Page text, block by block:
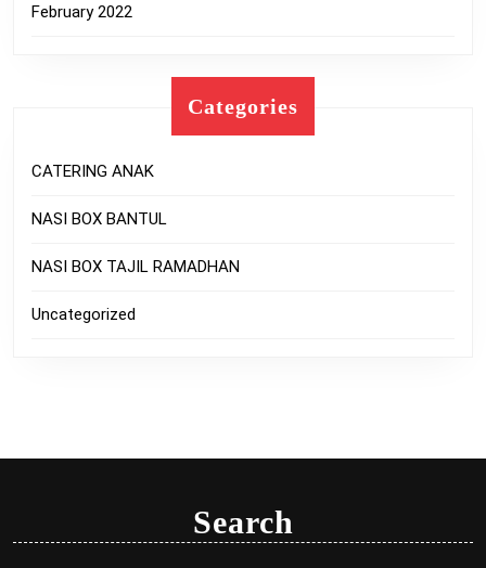
February 2022
Categories
CATERING ANAK
NASI BOX BANTUL
NASI BOX TAJIL RAMADHAN
Uncategorized
Search